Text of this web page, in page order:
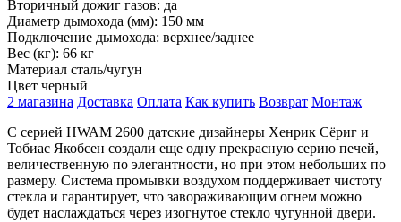
Вторичный дожиг газов: да
Диаметр дымохода (мм): 150 мм
Подключение дымохода: верхнее/заднее
Вес (кг): 66 кг
Материал сталь/чугун
Цвет черный
2 магазина Доставка Оплата Как купить Возврат Монтаж
С серией HWAM 2600 датские дизайнеры Хенрик Сёриг и
Тобиас Якобсен создали еще одну прекрасную серию печей,
величественную по элегантности, но при этом небольших по
размеру. Система промывки воздухом поддерживает чистоту
стекла и гарантирует, что завораживающим огнем можно
будет наслаждаться через изогнутое стекло чугунной двери.